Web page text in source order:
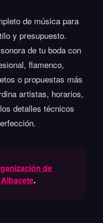
de música para
y presupuesto.
de tu boda con
flamenco,
o propuestas más
artistas, horarios,
detalles técnicos
de
.